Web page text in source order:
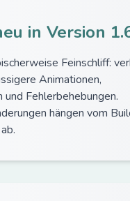
in Version
Feinschliff:
Animationen,
und Fehlerbehebungen.
hängen vom